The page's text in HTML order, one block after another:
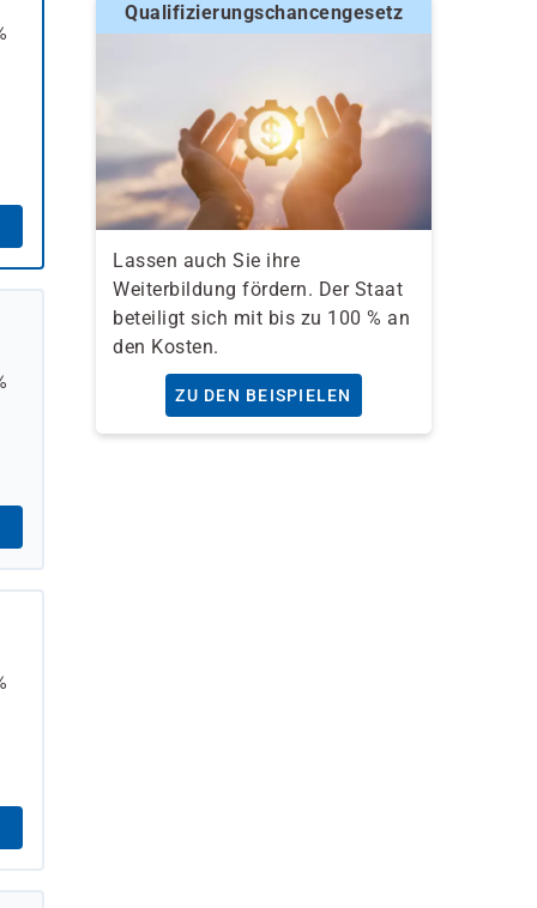
Qualifizierungschancengesetz
Lassen auch Sie ihre
Weiterbildung fördern. Der Staat
beteiligt sich mit bis zu 100 % an
den Kosten.
ZU DEN BEISPIELEN